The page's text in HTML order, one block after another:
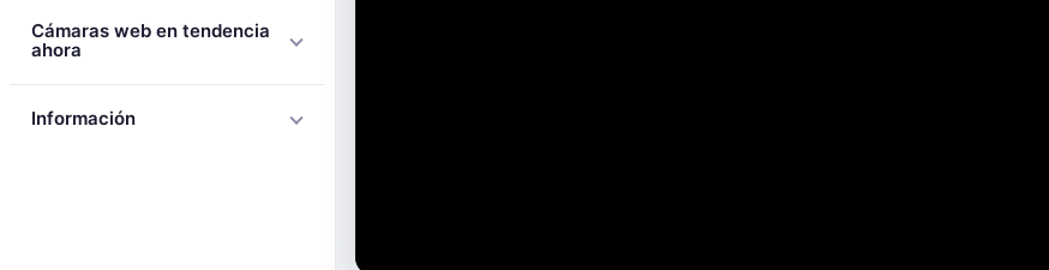
Cámaras web en tendencia
ahora
Información